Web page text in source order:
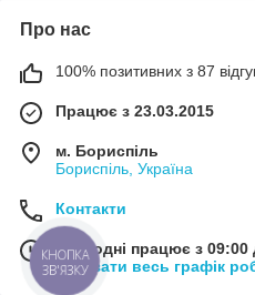
Про нас
100% позитивних з 87
Працює з 23.03.2015
м. Бориспіль
Бориспіль, Україна
Контакти
Сьогодні працює з 09:00
Показати весь графік
КНОПКА
ЗВ'ЯЗКУ